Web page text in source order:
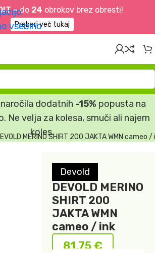
–do 24 obrokov brez obresti!
Preberi več tukaj
vsebino
dodatnih -15% popusta na
Ne velja za kolesa, smuči ali najem
koles.
MERINO SHIRT 200 JAKTA WMN cameo /
Devold
DEVOLD MERINO
SHIRT 200
JAKTA WMN
cameo / ink
81,75€